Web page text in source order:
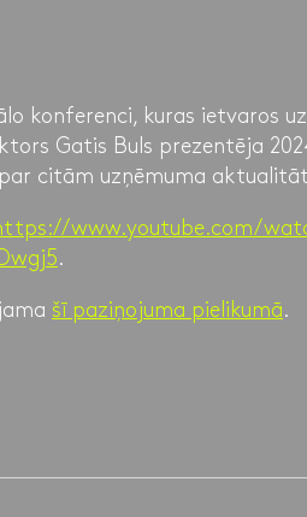
konferenci, kuras ietvaros
Gatis Buls prezentēja
citām uzņēmuma
www.youtube.com/
.
šī paziņojuma pielikumā.